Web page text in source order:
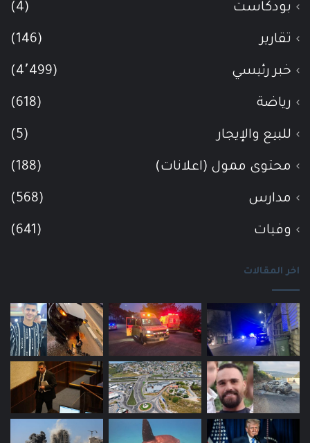
بودكاست (4)
تقارير (146)
خبر رئيسي (4٬499)
رياضة (618)
للبيع والإيجار (5)
محتوى ممول (اعلانات) (188)
مدارس (568)
وفيات (641)
اخر المقالات